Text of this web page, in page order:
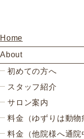
Home
About
初めての方へ
スタッフ紹介
サロン案内
料金（ゆずりは動物
料金（他院様へ通院